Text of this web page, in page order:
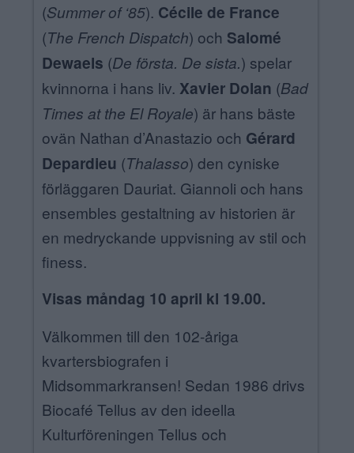
(Summer of ‘85). Cécile de France
(The French Dispatch) och Salomé
Dewaels (De första. De sista.) spelar
kvinnorna i hans liv. Xavier Dolan (Bad
Times at the El Royale) är hans bäste
ovän Nathan d’Anastazio och Gérard
Depardieu (Thalasso) den cyniske
förläggaren Dauriat. Giannoli och hans
ensembles gestaltning av historien är
en medryckande uppvisning av stil och
finess.
Visas måndag 10 april kl 19.00.
Välkommen till den 102-åriga
kvartersbiografen i
Midsommarkransen! Sedan 1986 drivs
Biocafé Tellus av den ideella
Kulturföreningen Tellus och